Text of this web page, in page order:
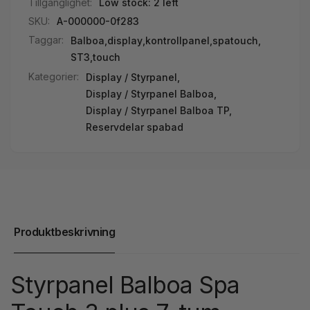
Tillgänglighet:
Low stock: 2 left
SKU:
A-000000-0f283
Taggar:
Balboa display kontrollpanel spatouch
ST3 touch
Kategorier:
Display / Styrpanel,
Display / Styrpanel Balboa,
Display / Styrpanel Balboa TP,
Reservdelar spabad
Produktbeskrivning
Styrpanel Balboa Spa